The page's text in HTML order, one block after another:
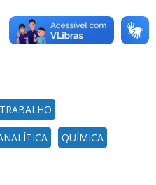
QUÍMICA